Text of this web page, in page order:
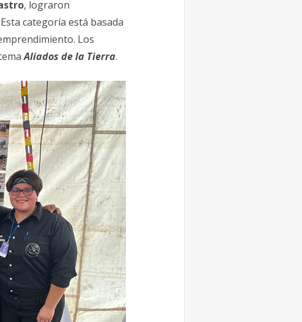
, lograron
categoría está basada
Los
Aliados dela Tierra.